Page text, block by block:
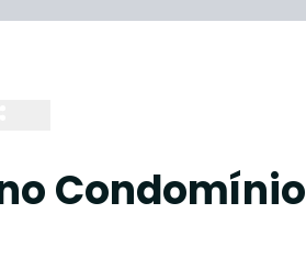
Condomínio